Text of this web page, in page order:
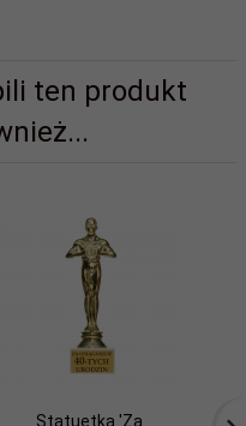
ten produkt
Statuetka 'Za